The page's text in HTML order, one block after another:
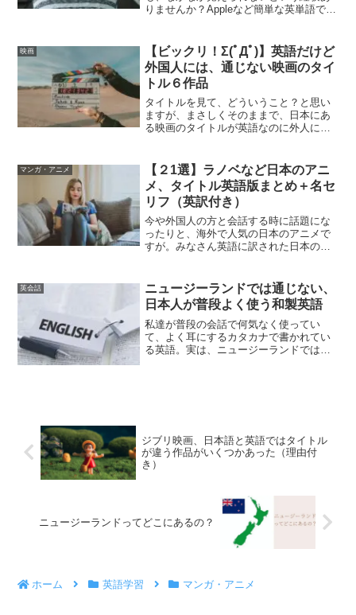
りませんか？Appleなど簡単な英単語であ
英単語を覚えるとなるとけっこう大変で
すよね。そこで、...
映画
【ビックリ！Σ(ﾟДﾟ)】英語だけど
外国人には、通じない映画のタイ
トル６作品
タイトルを見て、どういうこと？と思い
ますが、まさしくそのままで、日本にあ
る映画のタイトルが英語なのに外人には
を６作品と海外のタイトル”を紹介してい
きます。私もこのことを...
マンガ・アニメ
【２1選】ラノベなど日本のアニ
メ、タイトル英語版まとめ＋名セ
リフ（英訳付き）
今や外国人の方と会話する時に話題にな
ったりと、海外で人気の日本のアニメで
すが。みなさん英語に訳された日本のア
まの物もあります。例えばフェアリーテ
イル(Fairly Tai...
英会話
ニュージーランドでは通じない、
日本人が普段よく使う和製英語
私達が普段の会話で何気なく使ってい
て、よく耳にするカタカナで書かれてい
る英語。実は、ニュージーランドでは意
ジブリ映画、日本語と英語ではタイトル
が違う作品がいくつかあった（理由付
き）
ニュージーランドってどこにあるの？
ホーム 英語学習 マンガ・アニメ